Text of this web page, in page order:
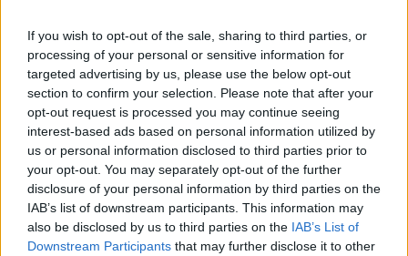
If you wish to opt-out of the sale, sharing to third parties, or
processing of your personal or sensitive information for
targeted advertising by us, please use the below opt-out
section to confirm your selection. Please note that after your
opt-out request is processed you may continue seeing
interest-based ads based on personal information utilized by
us or personal information disclosed to third parties prior to
your opt-out. You may separately opt-out of the further
disclosure of your personal information by third parties on the
IAB’s list of downstream participants. This information may
also be disclosed by us to third parties on the IAB’s List of
Downstream Participants that may further disclose it to other
Изкуствен интелект за първи път
създаде нови жизнеспособни вируси
07.08.2026 / 15:30